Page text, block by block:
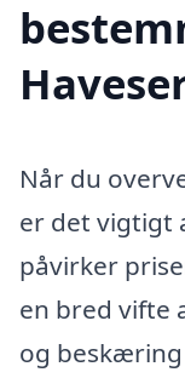
Når du
er det vigtigt
påvirker
en bred vifte
og